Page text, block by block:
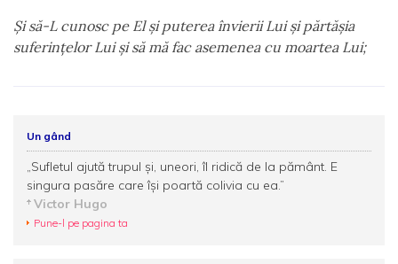
Şi să-L cunosc pe El şi puterea învierii Lui şi părtăşia
suferinţelor Lui şi să mă fac asemenea cu moartea Lui;
Un gând
„Sufletul ajută trupul și, uneori, îl ridică de la pământ. E
singura pasăre care își poartă colivia cu ea.”
Victor Hugo
Pune-l pe pagina ta